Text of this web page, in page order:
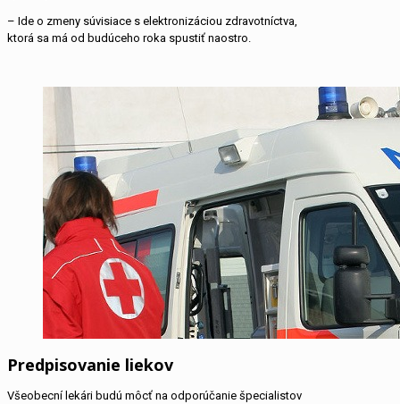
– Ide o zmeny súvisiace s elektronizáciou zdravotníctva,
ktorá sa má od budúceho roka spustiť naostro.
Predpisovanie liekov
Všeobecní lekári budú môcť na odporúčanie špecialistov